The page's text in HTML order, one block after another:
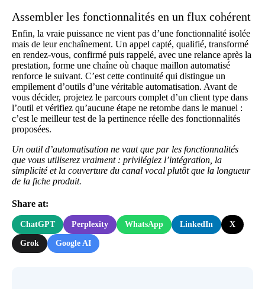
Assembler les fonctionnalités en un flux cohérent
Enfin, la vraie puissance ne vient pas d’une fonctionnalité isolée
mais de leur enchaînement. Un appel capté, qualifié, transformé
en rendez-vous, confirmé puis rappelé, avec une relance après la
prestation, forme une chaîne où chaque maillon automatisé
renforce le suivant. C’est cette continuité qui distingue un
empilement d’outils d’une véritable automatisation. Avant de
vous décider, projetez le parcours complet d’un client type dans
l’outil et vérifiez qu’aucune étape ne retombe dans le manuel :
c’est le meilleur test de la pertinence réelle des fonctionnalités
proposées.
Un outil d’automatisation ne vaut que par les fonctionnalités
que vous utiliserez vraiment : privilégiez l’intégration, la
simplicité et la couverture du canal vocal plutôt que la longueur
de la fiche produit.
Share at:
ChatGPT Perplexity WhatsApp LinkedIn X
Grok Google AI